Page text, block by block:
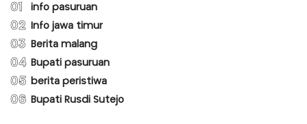
01 info pasuruan
02 Info jawa timur
03 Berita malang
04 Bupati pasuruan
05 berita peristiwa
06 Bupati Rusdi Sutejo